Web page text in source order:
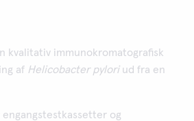
kvalitativ immunokromatografisk
af Helicobacter pyloriud fra en
og